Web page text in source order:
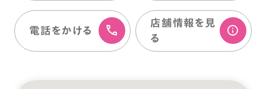
電話をかける
店舗情報を⾒
る